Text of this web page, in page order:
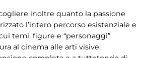
inoltre quanto la passione
l’intero percorso esistenziale e
temi, figure e “personaggi”
al cinema alle arti visive,